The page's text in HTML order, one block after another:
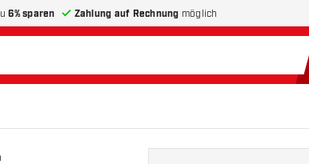
6% sparen Zahlung auf Rechnung möglich